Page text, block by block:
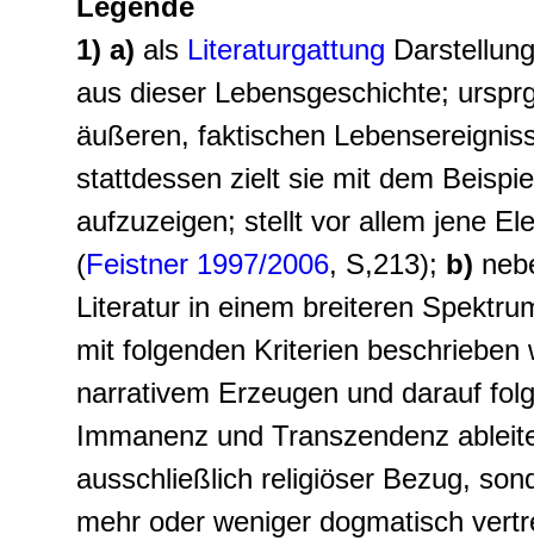
Legende
1) a) als Literaturgattung
aus dieser Lebensgeschichte;
äußeren, faktischen
stattdessen zielt sie mit dem
aufzuzeigen; stellt vor allem jene
(Feistner 1997/2006, S,213); b)
Literatur in einem breiteren
mit folgenden Kriterien
narrativem Erzeugen und darauf
Immanenz und Transzendenz
ausschließlich religiöser Bezug,
mehr oder weniger dogmatisch